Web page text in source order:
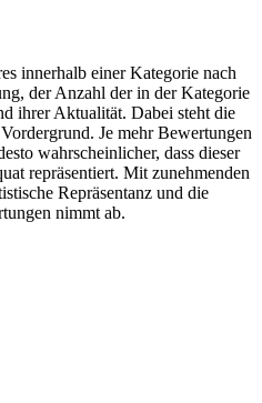
innerhalb einer Kategorie nach
der Anzahl der in der Kategorie
ihrer Aktualität. Dabei steht die
Je mehr Bewertungen
wahrscheinlicher, dass dieser
repräsentiert. Mit zunehmenden
Repräsentanz und die
nimmt ab.